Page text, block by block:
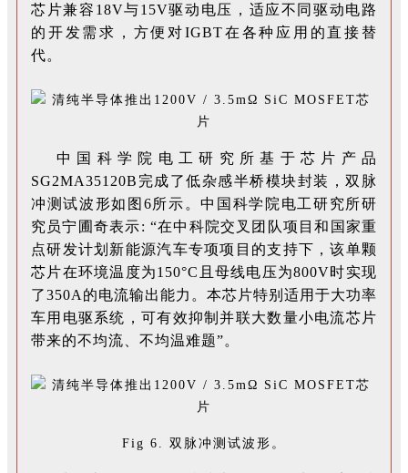
芯片兼容18V与15V驱动电压，适应不同驱动电路
的开发需求，方便对IGBT在各种应用的直接替
代。
中国科学院电工研究所基于芯片产品
SG2MA35120B完成了低杂感半桥模块封装，双脉
冲测试波形如图6所示。中国科学院电工研究所研
究员宁圃奇表示: “在中科院交叉团队项目和国家重
点研发计划新能源汽车专项项目的支持下，该单颗
芯片在环境温度为150°C且母线电压为800V时实现
了350A的电流输出能力。本芯片特别适用于大功率
车用电驱系统，可有效抑制并联大数量小电流芯片
带来的不均流、不均温难题”。
Fig 6. 双脉冲测试波形。